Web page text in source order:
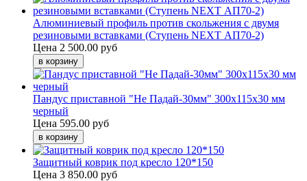
Алюминиевый профиль против скольжения с двумя
резиновыми вставками (Ступень NEXT АП70-2)
Цена 2 500.00 руб
Пандус приставной "Не Падай-30мм" 300х115х30 мм
черный
Цена 595.00 руб
Защитный коврик под кресло 120*150
Цена 3 850.00 руб